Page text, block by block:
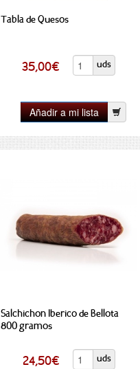
Tabla de Quesos
35,00€ uds
Salchichon Iberico de Bellota
800 gramos
24,50€ uds